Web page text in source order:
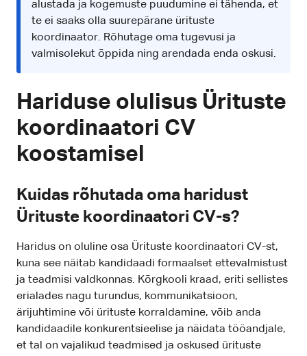
alustada ja kogemuste puudumine ei tähenda, et
te ei saaks olla suurepärane ürituste
koordinaator. Rõhutage oma tugevusi ja
valmisolekut õppida ning arendada enda oskusi.
Hariduse olulisus Ürituste
koordinaatori CV
koostamisel
Kuidas rõhutada oma haridust
Ürituste koordinaatori CV-s?
Haridus on oluline osa Ürituste koordinaatori CV-st,
kuna see näitab kandidaadi formaalset ettevalmistust
ja teadmisi valdkonnas. Kõrgkooli kraad, eriti sellistes
erialades nagu turundus, kommunikatsioon,
ärijuhtimine või ürituste korraldamine, võib anda
kandidaadile konkurentsieelise ja näidata tööandjale,
et tal on vajalikud teadmised ja oskused ürituste